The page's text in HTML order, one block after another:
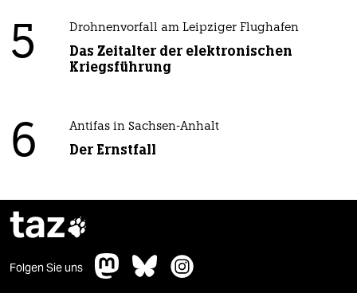
5 Drohnenvorfall am Leipziger Flughafen
Das Zeitalter der elektronischen
Kriegsführung
6 Antifas in Sachsen-Anhalt
Der Ernstfall
taz
Folgen Sie uns